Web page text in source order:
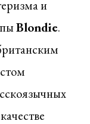
и
Blondie.